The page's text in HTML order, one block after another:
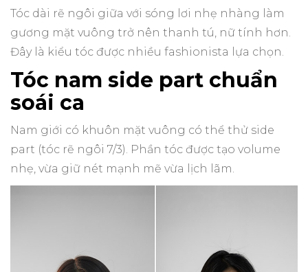
Tóc dài rẽ ngôi giữa với sóng lơi nhẹ nhàng làm
gương mặt vuông trở nên thanh tú, nữ tính hơn.
Đây là kiểu tóc được nhiều fashionista lựa chọn.
Tóc nam side part chuẩn
soái ca
Nam giới có khuôn mặt vuông có thể thử side
part (tóc rẽ ngôi 7/3). Phần tóc được tạo volume
nhẹ, vừa giữ nét mạnh mẽ vừa lịch lãm.